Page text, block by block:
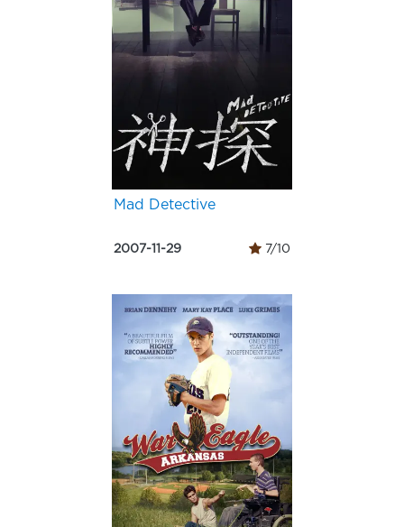
Mad Detective
2007-11-29 7/10